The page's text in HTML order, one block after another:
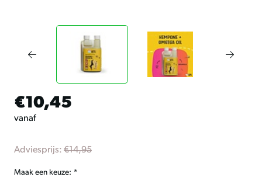
€10,45
vanaf
Adviesprijs: €14,95
Maak een keuze: *